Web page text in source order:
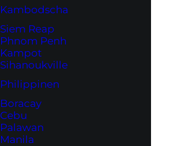
Kambodscha
Siem Reap
Phnom Penh
Kampot
Sihanoukville
Philippinen
Boracay
Cebu
Palawan
Manila